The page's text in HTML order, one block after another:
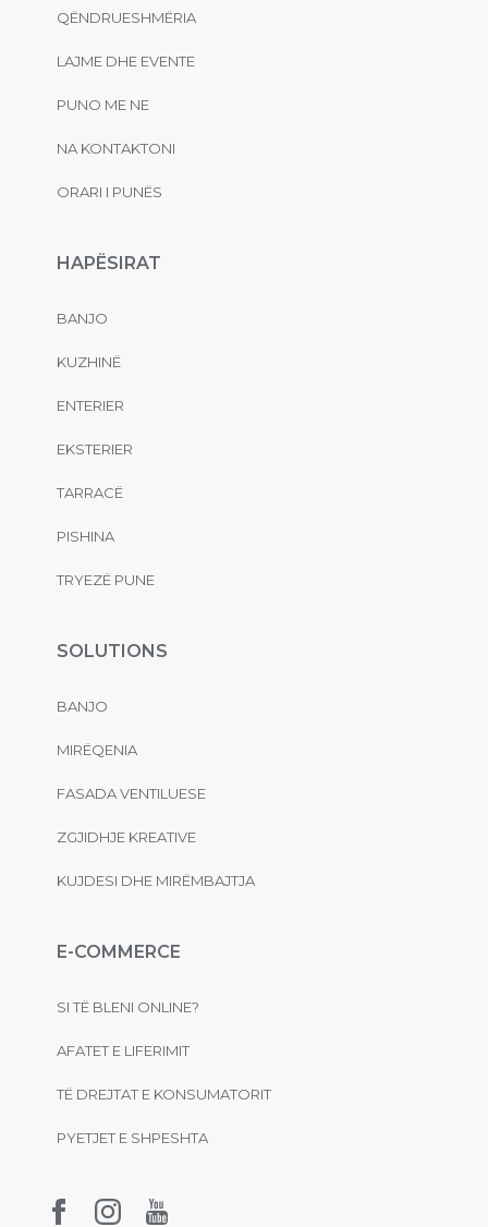
QËNDRUESHMËRIA
LAJME DHE EVENTE
PUNO ME NE
NA KONTAKTONI
ORARI I PUNËS
HAPËSIRAT
BANJO
KUZHINË
ENTERIER
EKSTERIER
TARRACË
PISHINA
TRYEZË PUNE
SOLUTIONS
BANJO
MIRËQENIA
FASADA VENTILUESE
ZGJIDHJE KREATIVE
KUJDESI DHE MIRËMBAJTJA
E-COMMERCE
SI TË BLENI ONLINE?
AFATET E LIFERIMIT
TË DREJTAT E KONSUMATORIT
PYETJET E SHPESHTA